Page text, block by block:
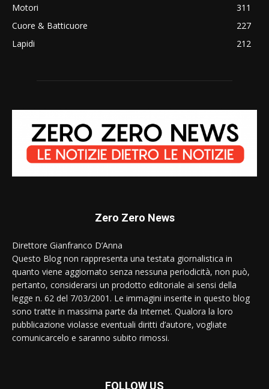
Motori
311
Cuore & Batticuore
227
Lapidi
212
Zero Zero News
Direttore Gianfranco D’Anna
Questo Blog non rappresenta una testata giornalistica in
quanto viene aggiornato senza nessuna periodicità, non può,
pertanto, considerarsi un prodotto editoriale ai sensi della
legge n. 62 del 7/03/2001. Le immagini inserite in questo blog
sono tratte in massima parte da Internet. Qualora la loro
pubblicazione violasse eventuali diritti d’autore, vogliate
comunicarcelo e saranno subito rimossi.
FOLLOW US